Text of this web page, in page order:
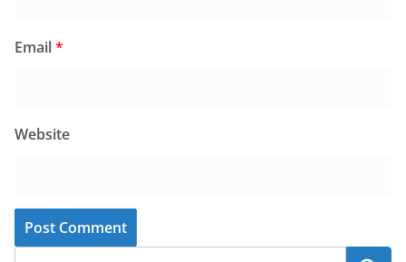
Email*
Website